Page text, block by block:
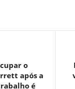
o
após a
é